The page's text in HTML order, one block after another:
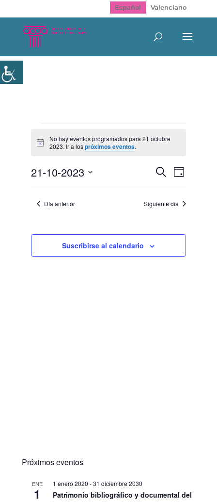
Español Valenciano
en
octubre
2023
Aviso
No hay eventos programados para 21 octubre
2023. Ir a lospróximos eventos.
Navegación
de
búsqueda
y
vistas
Buscar
de
vistas
Evento
Día
21-10-2023
fecha.Día anterior Siguiente día
Suscribirse al calendario
Próximos eventos
ENE
1
1 enero 2020 -31 diciembre 2030
Patrimonio bibliográfico y documental del